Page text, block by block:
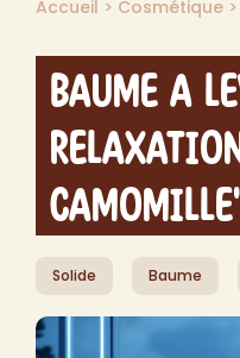
Accueil > Cosmétique >
Baume a
Solide Baume